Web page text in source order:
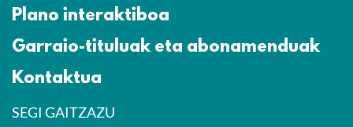
Plano interaktiboa
Garraio-tituluak eta abonamenduak
Kontaktua
SEGI GAITZAZU